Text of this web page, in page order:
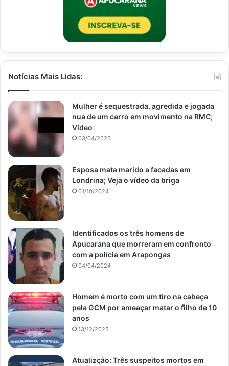
Notícias Mais Lidas:
Mulher é sequestrada, agredida e jogada
nua de um carro em movimento na RMC;
Vídeo
03/04/2025
Esposa mata marido a facadas em
Londrina; Veja o vídeo da briga
01/10/2024
Identificados os três homens de
Apucarana que morreram em confronto
com a polícia em Arapongas
04/04/2024
Homem é morto com um tiro na cabeça
pela GCM por ameaçar matar o filho de 10
anos
13/12/2023
Atualizção: Três suspeitos mortos em